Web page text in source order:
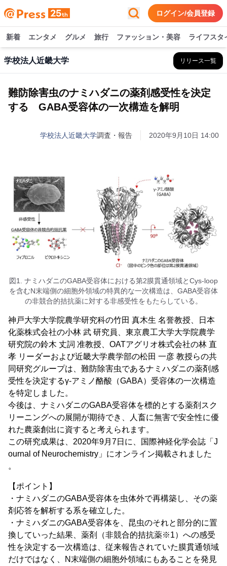
ログイン/会員登録
新着 エンタメ グルメ 旅行 ファッション・美容 ライフスタ
学校法人近畿大学 リリース一覧
難防除害虫のナミハダニの薬剤感受性を決定
する GABA受容体の一次構造を解明
学校法人近畿大学調査・報告 2020年9月10日 14:00
図1. ナミハダニのGABA受容体における第2膜貫通領域とCys-loop
を含むN末端側の細胞外領域の特異的な一次構造は、GABA受容体
の非競合的拮抗薬に対する非感受性をもたらしている。
神戸大学大学院農学研究科の竹田 真木生 名誉教授、日本
化薬株式会社の小林 武 研究員、東京農工大学大学院農学
研究院の鈴木 丈詞 准教授、OATアグリオ株式会社の林 直
孝 リーダーおよび近畿大学農学部の松田 一彦 教授らの共
同研究グループは、難防除害虫であるナミハダニの薬剤感
受性を決定するγ-アミノ酪酸（GABA）受容体の一次構造
を特定しました。
今後は、ナミハダニのGABA受容体を標的とする薬剤スク
リーニングへの展開が期待でき、人畜に無害で安全性に優
れた農薬創出に資すると考えられます。
この研究成果は、2020年9月7日に、国際神経化学会誌「J
ournal of Neurochemistry」にオンライン掲載されました
。
【ポイント】
・ナミハダニのGABA受容体を虫体外で再構築し、その薬
剤応答を解析する系を確立した。
・ナミハダニのGABA受容体を、昆虫のそれと部分的に置
換していった結果、薬剤（非競合的拮抗薬※1）への感受
性を決定する一次構造は、従来報告されていた膜貫通領域
だけではなく、N末端側の細胞外領域にもあることを発見